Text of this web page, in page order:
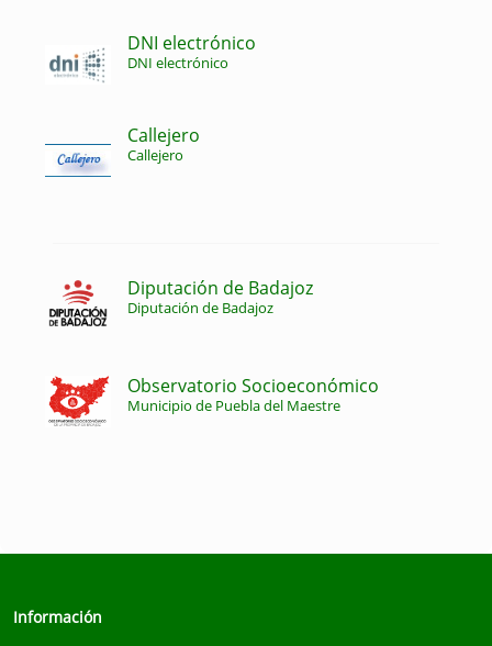
DNI electrónico
DNI electrónico
Callejero
Callejero
Diputación de Badajoz
Diputación de Badajoz
Observatorio Socioeconómico
Municipio de Puebla del Maestre
Información